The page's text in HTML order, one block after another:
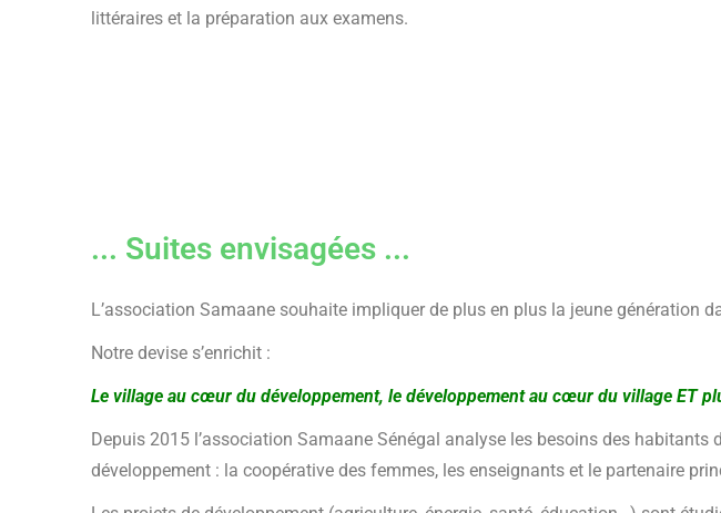
littéraires et la préparation aux examens.
... Suites envisagées ...
L’association Samaane souhaite impliquer de plus en plus la jeune génération
Notre devise s’enrichit :
Le village au cœur du développement, le développement au cœur du village ET
Depuis 2015 l’association Samaane Sénégal analyse les besoins des
développement : la coopérative des femmes, les enseignants et le partenaire